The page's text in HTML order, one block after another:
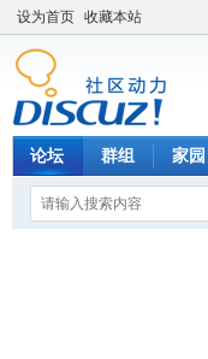
设为首页 收藏本站
论坛 群组 家园